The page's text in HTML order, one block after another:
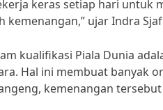
keras setiap hari untuk
ujar Indra
kualifikasi Piala Dunia
Hal ini membuat banyak
kemenangan